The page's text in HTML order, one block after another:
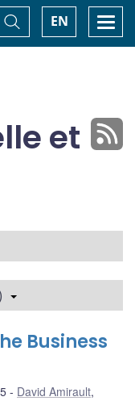
EN
Basculer
la
recherche
et
Business
David Amirault,